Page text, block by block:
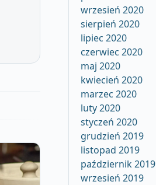
wrzesień 2020
sierpień 2020
lipiec 2020
czerwiec 2020
maj 2020
kwiecień 2020
marzec 2020
luty 2020
styczeń 2020
grudzień 2019
listopad 2019
październik 2019
wrzesień 2019